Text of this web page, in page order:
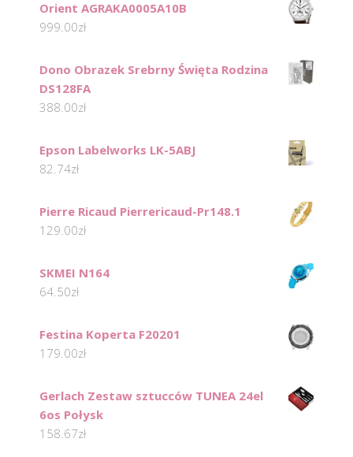
Orient AGRAKA0005A10B
999.00zł
Dono Obrazek Srebrny Święta Rodzina
DS128FA
388.00zł
Epson Labelworks LK-5ABJ
82.74zł
Pierre Ricaud Pierrericaud-Pr148.1
129.00zł
SKMEI N164
64.50zł
Festina Koperta F20201
179.00zł
Gerlach Zestaw sztucców TUNEA 24el
6os Połysk
158.67zł